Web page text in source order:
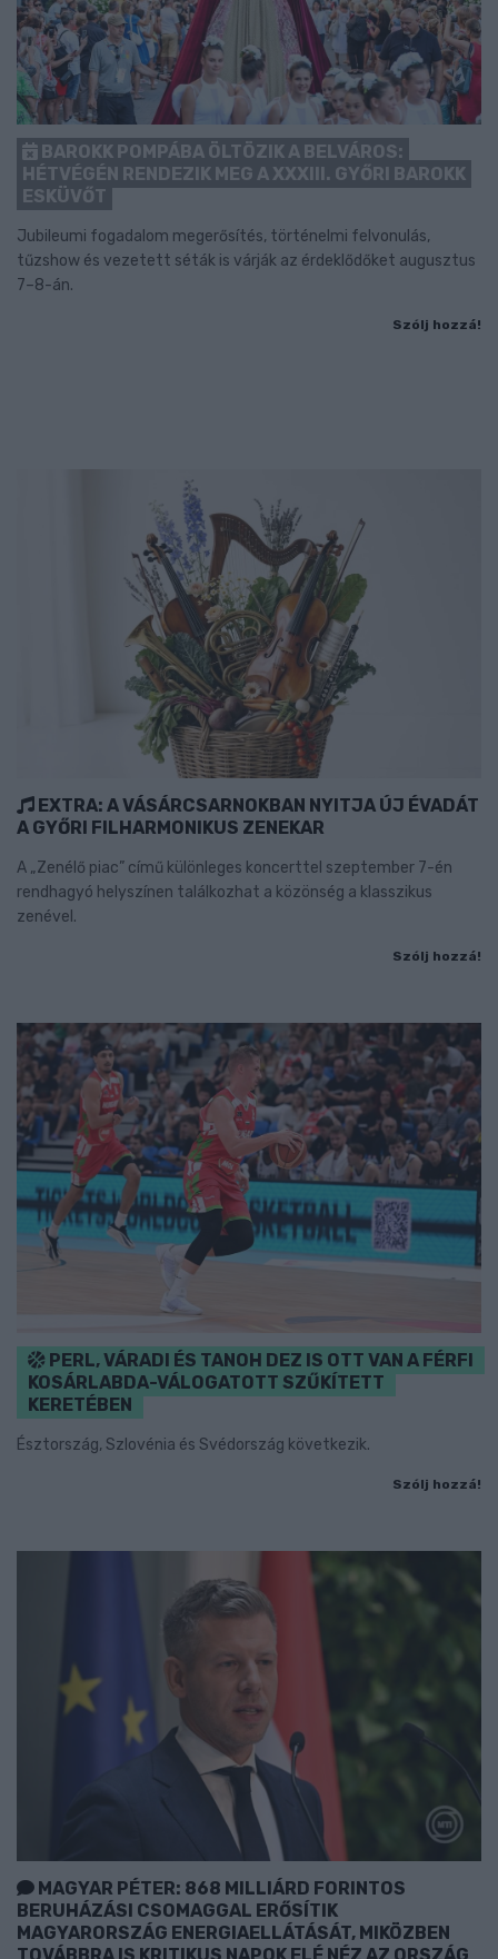
BAROKK POMPÁBA ÖLTÖZIK A BELVÁROS:
HÉTVÉGÉN RENDEZIK MEG A XXXIII. GYŐRI BAROKK
ESKÜVŐT
Jubileumi fogadalom megerősítés, történelmi felvonulás,
tűzshow és vezetett séták is várják az érdeklődőket augusztus
7–8-án.
Szólj hozzá!
EXTRA: A VÁSÁRCSARNOKBAN NYITJA ÚJ ÉVADÁT
A GYŐRI FILHARMONIKUS ZENEKAR
A „Zenélő piac” című különleges koncerttel szeptember 7-én
rendhagyó helyszínen találkozhat a közönség a klasszikus
zenével.
Szólj hozzá!
PERL, VÁRADI ÉS TANOH DEZ IS OTT VAN A FÉRFI
KOSÁRLABDA-VÁLOGATOTT SZŰKÍTETT
KERETÉBEN
Észtország, Szlovénia és Svédország következik.
Szólj hozzá!
MAGYAR PÉTER: 868 MILLIÁRD FORINTOS
BERUHÁZÁSI CSOMAGGAL ERŐSÍTIK
MAGYARORSZÁG ENERGIAELLÁTÁSÁT, MIKÖZBEN
TOVÁBBRA IS KRITIKUS NAPOK ELÉ NÉZ AZ ORSZÁG